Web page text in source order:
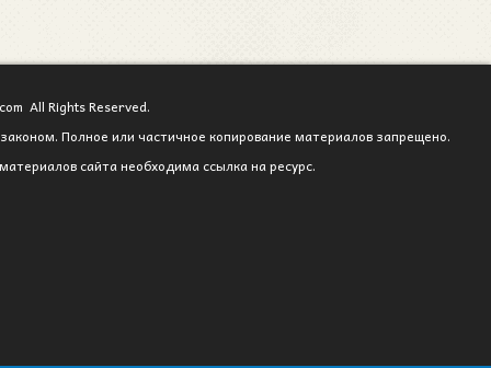
All Rights Reserved.
Полное или частичное копирование материалов запрещено.
сайта необходима ссылка на ресурс.